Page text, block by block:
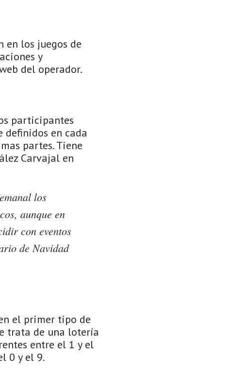
los juegos de
y
del operador.
participantes
en cada
partes. Tiene
Carvajal en
los
aunque en
con eventos
de Navidad
el primer tipo de
trata de una lotería
entre el 1 y el
0 y el 9.